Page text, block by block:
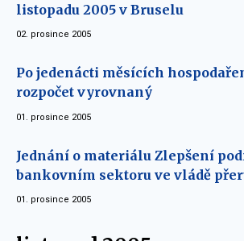
listopadu 2005 v Bruselu
02. prosince 2005
Po jedenácti měsících
rozpočet vyrovnaný
01. prosince 2005
Jednání o materiálu Zlepšení
bankovním sektoru ve vládě
01. prosince 2005